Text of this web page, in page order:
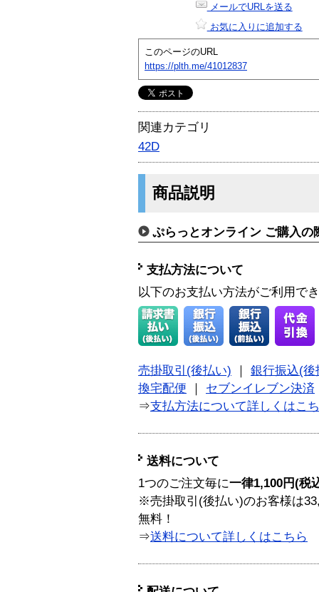
メールでURLを送る
お気に入りに追加する
このページのURL
https://plth.me/41012837
関連カテゴリ
42D
商品説明
ぷらっとオンライン ご購入の
支払方法について
以下のお支払い方法がご利用で
売掛取引(後払い)
銀行振込(後
換宅配便
セブンイレブン決済
⇒支払方法について詳しくはこ
送料について
1つのご注文毎に一律1,100円(税
※売掛取引(後払い)のお客様は
無料！
⇒送料について詳しくはこちら